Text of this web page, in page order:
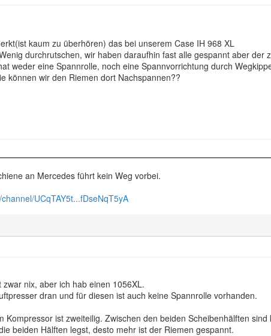
kaum zu überhören) das bei unserem Case IH 968 XL
durchrutschen, wir haben daraufhin fast alle gespannt aber der
weder eine Spannrolle, noch eine Spannvorrichtung durch
können wir den Riemen dort Nachspannen??
an Mercedes führt kein Weg vorbei.
UCqTAY5t...fDseNqT5yA
nix, aber ich hab einen 1056XL.
dran und für diesen ist auch keine Spannrolle vorhanden.
Kompressor ist zweiteilig. Zwischen den beiden Scheibenhälften
beiden Hälften legst, desto mehr ist der Riemen gespannt.